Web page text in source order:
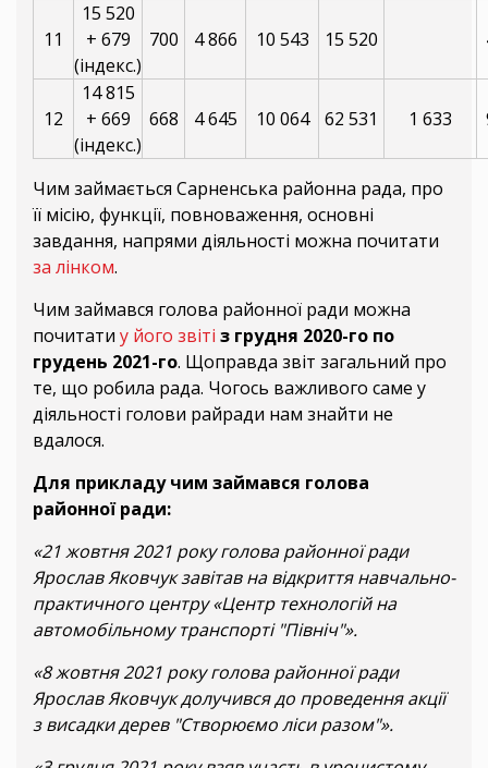
11
15 520
+ 679
(індекс.)
700 4 866 10 543 15 520
12
14 815
+ 669
(індекс.)
668 4 645 10 064 62 531 1 633
Чим займається Сарненська районна рада, про
її місію, функції, повноваження, основні
завдання, напрями діяльності можна почитати
за лінком.
Чим займався голова районної ради можна
почитати у його звіті з грудня 2020-го по
грудень 2021-го. Щоправда звіт загальний про
те, що робила рада. Чогось важливого саме у
діяльності голови райради нам знайти не
вдалося.
Для прикладу чим займався голова
районної ради:
«21 жовтня 2021 року голова районної ради
Ярослав Яковчук завітав на відкриття навчально-
практичного центру «Центр технологій на
автомобільному транспорті "Північ"».
«8 жовтня 2021 року голова районної ради
Ярослав Яковчук долучився до проведення акції
з висадки дерев "Створюємо ліси разом"».